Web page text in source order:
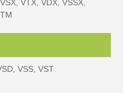
VTX, VDX, VSSX,
VSS, VST